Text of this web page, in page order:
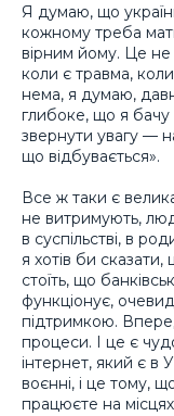
Я думаю, що
кожному треба
вірним йому. Це не
коли є травма,
нема, я думаю,
глибоке, що я бачу
звернути увагу —
що відбувається».
Все ж таки є
не витримують,
в суспільстві, в
я хотів би
стоїть, що
функціонує,
підтримкою. Вперед
процеси. І це є
інтернет, який є в
воєнні, і це тому,
працюєте на